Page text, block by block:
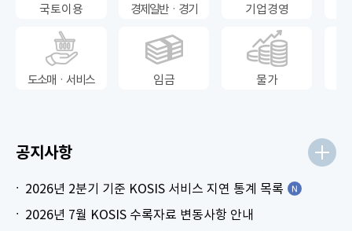
국토이용 경제일반ㆍ경기 기업경영
도소매ㆍ서비스 임금 물가
공지사항
2026년 2분기 기준 KOSIS 서비스 지연 통계 목록
2026년 7월 KOSIS 수록자료 변동사항 안내